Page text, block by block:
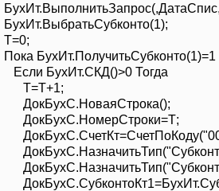
БухИт.ВыбратьСубконто(1);
Т=0;
Пока
Если БухИт.СКД()>0 Тогда
Т=Т+1;
ДокБухС.НоваяСтрока();
ДокБухС.НомерСтроки=Т;